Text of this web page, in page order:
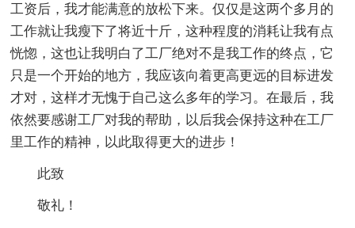
工资后，我才能满意的放松下来。仅仅是这两个多月的
工作就让我瘦下了将近十斤，这种程度的消耗让我有点
恍惚，这也让我明白了工厂绝对不是我工作的终点，它
只是一个开始的地方，我应该向着更高更远的目标进发
才对，这样才无愧于自己这么多年的学习。在最后，我
依然要感谢工厂对我的帮助，以后我会保持这种在工厂
里工作的精神，以此取得更大的进步！
此致
敬礼！